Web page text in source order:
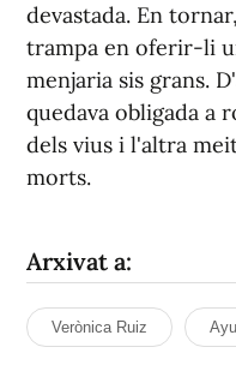
devastada. En
trampa en oferir-li
menjaria sis grans.
quedava obligada a
dels vius i l'altra
morts.
Arxivat a:
Verònica Ruiz